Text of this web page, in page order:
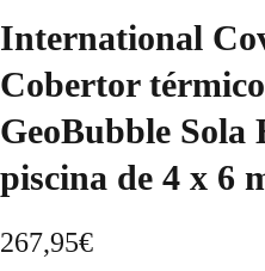
International
Cobertor
GeoBubble Sola
piscina de 4 x 6
267,95€